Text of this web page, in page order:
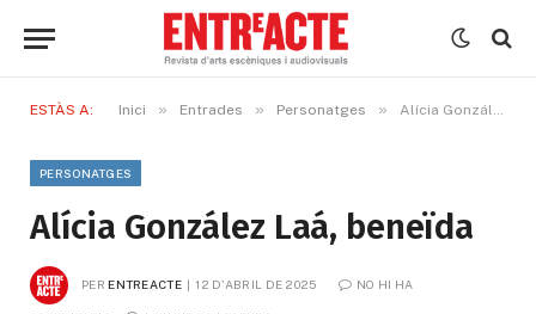
ESTÀS A: Inici » Entrades » Personatges » Alícia González Laá, beneïda
PERSONATGES
Alícia González Laá, beneïda
PER ENTREACTE 12 D'ABRIL DE 2025 NO HI HA